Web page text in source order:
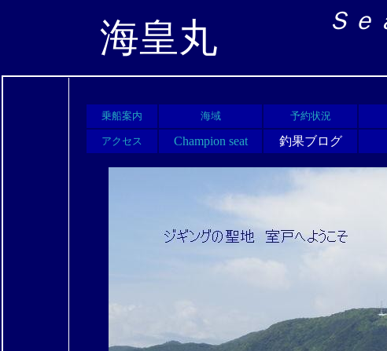
海皇丸
Ｓｅ
乗船案内 海域 予約状況
アクセス Champion seat 釣果ブログ